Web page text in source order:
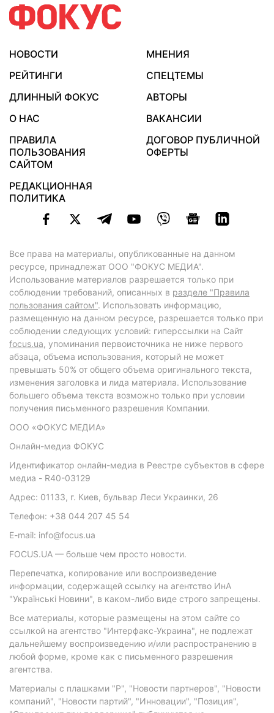
НОВОСТИ
МНЕНИЯ
РЕЙТИНГИ
СПЕЦТЕМЫ
ДЛИННЫЙ ФОКУС
АВТОРЫ
О НАС
ВАКАНСИИ
ПРАВИЛА
ПОЛЬЗОВАНИЯ
САЙТОМ
ДОГОВОР ПУБЛИЧНОЙ
ОФЕРТЫ
РЕДАКЦИОННАЯ
ПОЛИТИКА
Все права на материалы, опубликованные на данном
ресурсе, принадлежат ООО "ФОКУС МЕДИА".
Использование материалов разрешается только при
соблюдении требований, описанных в разделе "Правила
пользования сайтом". Использовать информацию,
размещенную на данном ресурсе, разрешается только при
соблюдении следующих условий: гиперссылки на Сайт
focus.ua, упоминания первоисточника не ниже первого
абзаца, объема использования, который не может
превышать 50% от общего объема оригинального текста,
изменения заголовка и лида материала. Использование
большего объема текста возможно только при условии
получения письменного разрешения Компании.
ООО «ФОКУС МЕДИА»
Онлайн-медиа ФОКУС
Идентификатор онлайн-медиа в Реестре субъектов в сфере
медиа - R40-03129
Адрес: 01133, г. Киев, бульвар Леси Украинки, 26
Телефон: +38 044 207 45 54
E-mail: info@focus.ua
FOCUS.UA — больше чем просто новости.
Перепечатка, копирование или воспроизведение
информации, содержащей ссылку на агентство ИнА
"Українські Новини", в каком-либо виде строго запрещены.
Все материалы, которые размещены на этом сайте со
ссылкой на агентство "Интерфакс-Украина", не подлежат
дальнейшему воспроизведению и/или распространению в
любой форме, кроме как с письменного разрешения
агентства.
Материалы с плашками "Р", "Новости партнеров", "Новости
компаний", "Новости партий", "Инновации", "Позиция",